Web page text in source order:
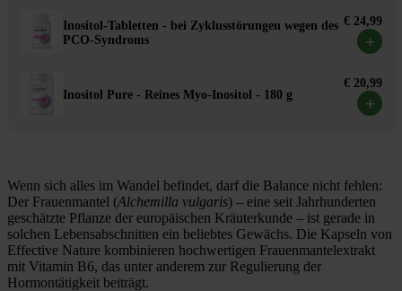
Inositol-Tabletten - bei Zyklusstörungen wegen des
PCO-Syndroms
€ 24,99
+
Inositol Pure - Reines Myo-Inositol - 180 g
€ 20,99
+
Wenn sich alles im Wandel befindet, darf die Balance nicht fehlen:
Der Frauenmantel (Alchemilla vulgaris) – eine seit Jahrhunderten
geschätzte Pflanze der europäischen Kräuterkunde – ist gerade in
solchen Lebensabschnitten ein beliebtes Gewächs. Die Kapseln von
Effective Nature kombinieren hochwertigen Frauenmantelextrakt
mit Vitamin B6, das unter anderem zur Regulierung der
Hormontätigkeit beiträgt.